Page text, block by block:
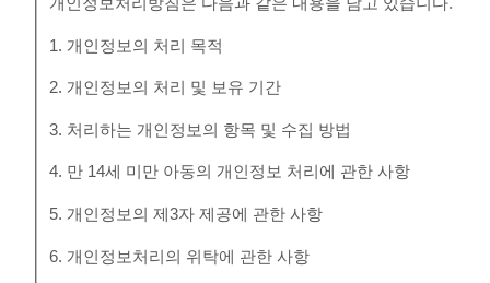
1. 개인정보의 처리 목적
2. 개인정보의 처리 및 보유 기간
3. 처리하는 개인정보의 항목 및 수집 방법
4. 만 14세 미만 아동의 개인정보 처리에 관한 사항
5. 개인정보의 제3자 제공에 관한 사항
6. 개인정보처리의 위탁에 관한 사항